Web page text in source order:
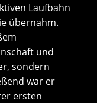
Laufbahn
übernahm.
und
sondern
war er
ersten